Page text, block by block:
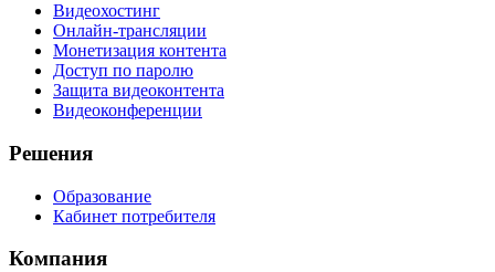
Видеохостинг
Онлайн-трансляции
Монетизация контента
Доступ по паролю
Защита видеоконтента
Видеоконференции
Решения
Образование
Кабинет потребителя
Компания